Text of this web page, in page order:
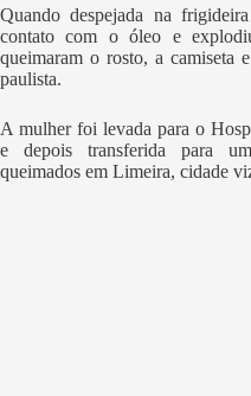
Quando despejada na
contato com o óleo e
queimaram o rosto, a camiseta
paulista.
A mulher foi levada para o
e depois transferida para
queimados em Limeira, cidade